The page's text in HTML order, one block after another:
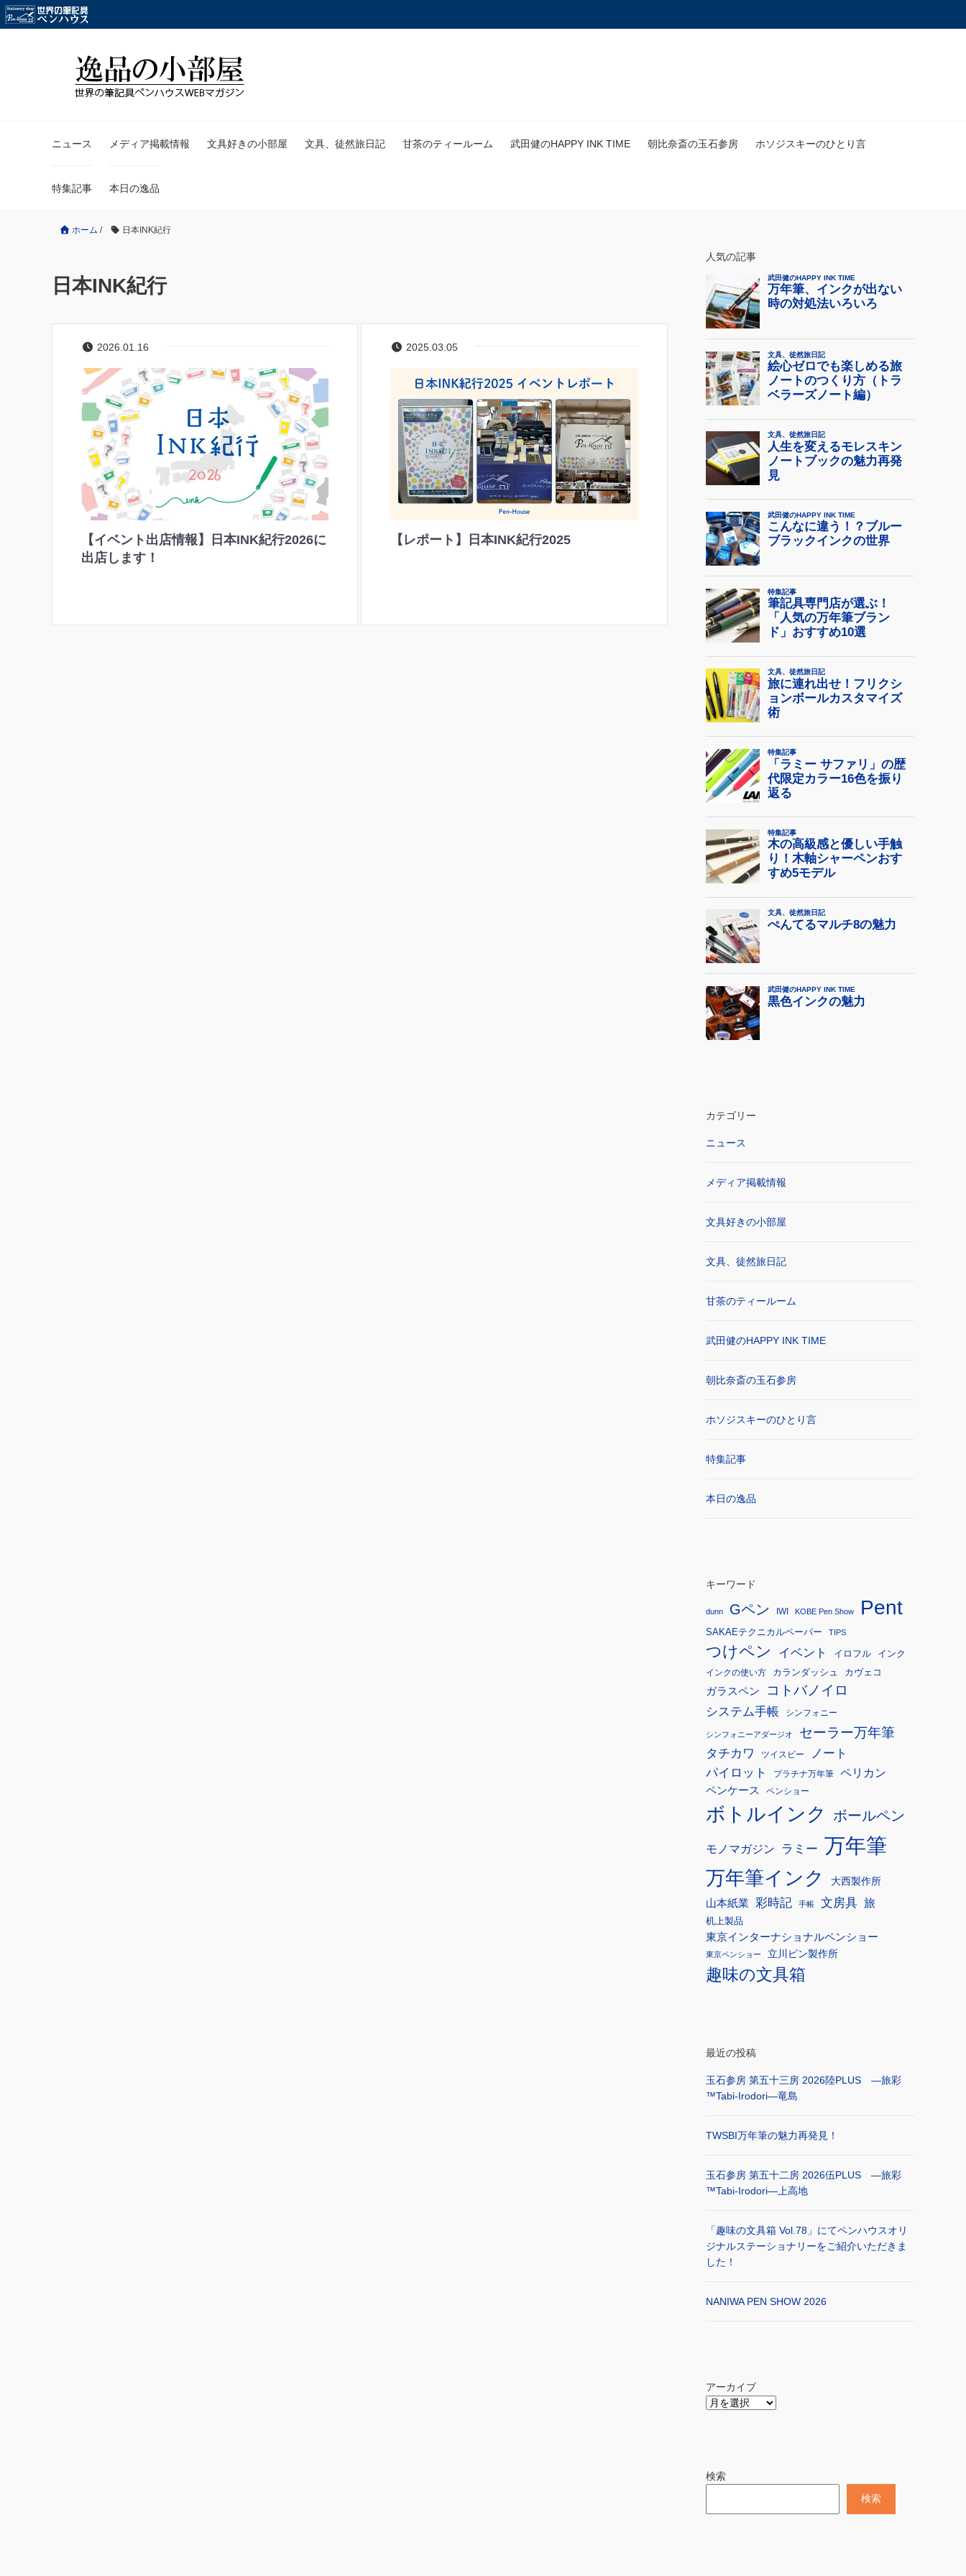
ニュース メディア掲載情報 文具好きの小部屋 文具、徒然旅日記 甘茶のティールーム 武田健のHAPPY INK TIME 朝比奈斎の玉石参房 ホソジスキーのひとり言
特集記事 本日の逸品
ホーム / 日本INK紀行
日本INK紀行
2026.01.16
【イベント出店情報】日本INK紀行2026に
出店します！
2025.03.05
【レポート】日本INK紀行2025
人気の記事
カテゴリー
ニュース
メディア掲載情報
文具好きの小部屋
文具、徒然旅日記
甘茶のティールーム
武田健のHAPPY INK TIME
朝比奈斎の玉石参房
ホソジスキーのひとり言
特集記事
本日の逸品
キーワード
dunn Gペン IWI KOBE Pen Show Pent
SAKAEテクニカルペーパー TIPS
つけペン イベント イロフル インク
インクの使い方 カランダッシュ カヴェコ
ガラスペン コトバノイロ
システム手帳 シンフォニー
シンフォニーアダージオ セーラー万年筆
タチカワ ツイスビー
ノート
パイロット
プラチナ万年筆 ペリカン
ペンケース ペンショー
ボトルインク ボールペン
モノマガジン ラミー 万年筆
万年筆インク
大西製作所
山本紙業
彩時記 手帳 文房具 旅
机上製品
東京インターナショナルペンショー
東京ペンショー 立川ピン製作所
趣味の文具箱
最近の投稿
玉石参房 第五十三房 2026陸PLUS ―旅彩
™Tabi-Irodori―竜島
TWSBI万年筆の魅力再発見！
玉石参房 第五十二房 2026伍PLUS ―旅彩
™Tabi-Irodori―上高地
「趣味の文具箱 Vol.78」にてペンハウスオリ
ジナルステーショナリーをご紹介いただきま
した！
NANIWA PEN SHOW 2026
アーカイブ
検索
検索